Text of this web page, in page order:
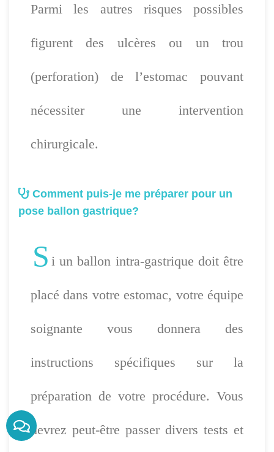
Parmi les autres risques possibles
figurent des ulcères ou un trou
(perforation) de l’estomac pouvant
nécessiter une intervention
chirurgicale.
Comment puis-je me préparer pour un
pose ballon gastrique?
S i un ballon intra-gastrique doit être
placé dans votre estomac, votre équipe
soignante vous donnera des
instructions spécifiques sur la
préparation de votre procédure. Vous
devrez peut-être passer divers tests et